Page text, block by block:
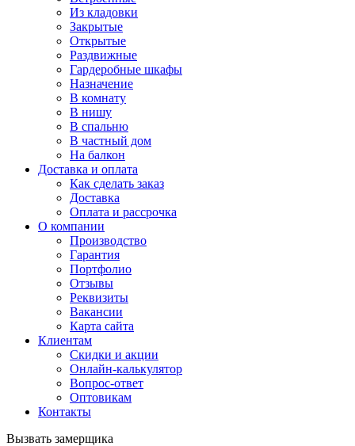
Из кладовки
Закрытые
Открытые
Раздвижные
Гардеробные шкафы
Назначение
В комнату
В нишу
В спальню
В частный дом
На балкон
Доставка и оплата
Как сделать заказ
Доставка
Оплата и рассрочка
О компании
Производство
Гарантия
Портфолио
Отзывы
Реквизиты
Вакансии
Карта сайта
Клиентам
Скидки и акции
Онлайн-калькулятор
Вопрос-ответ
Оптовикам
Контакты
Вызвать замерщика